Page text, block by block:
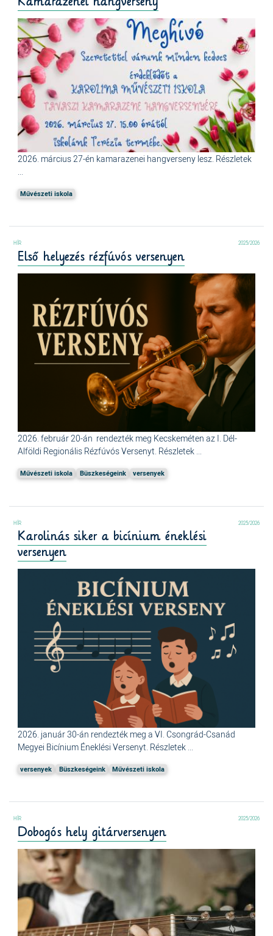
2026. március 27-én kamarazenei hangverseny lesz. Részletek
Művészeti iskola
2025/2026
Első helyezés rézfúvós versenyen
2026. február 20-án rendezték meg Kecskeméten az I. Dél-
Alföldi Regionális Rézfúvós Versenyt. Részletek ...
Művészeti iskola Büszkeségeink versenyek
2025/2026
Karolinás siker a bicínium éneklési
versenyen
2026. január 30-án rendezték meg a VI. Csongrád-Csanád
Megyei Bicínium Éneklési Versenyt. Részletek ...
versenyek Büszkeségeink Művészeti iskola
2025/2026
Dobogós hely gitárversenyen